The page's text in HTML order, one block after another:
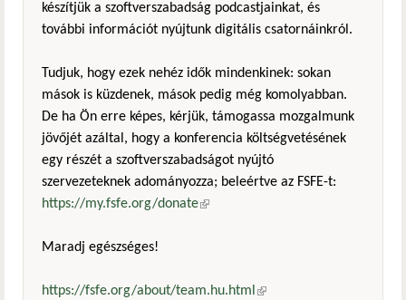
készítjük a szoftverszabadság podcastjainkat, és
további információt nyújtunk digitális csatornáinkról.
Tudjuk, hogy ezek nehéz idők mindenkinek: sokan
mások is küzdenek, mások pedig még komolyabban.
De ha Ön erre képes, kérjük, támogassa mozgalmunk
jövőjét azáltal, hogy a konferencia költségvetésének
egy részét a szoftverszabadságot nyújtó
szervezeteknek adományozza; beleértve az FSFE-t:
https://my.fsfe.org/donate(külső hivatkozás)
Maradj egészséges!
https://fsfe.org/about/team.hu.html (külső hivatkozás)